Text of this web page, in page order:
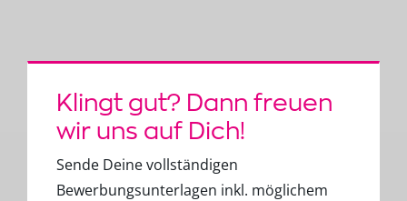
Klingt gut? Dann freuen
wir uns auf Dich!
Sende Deine vollständigen
Bewerbungsunterlagen inkl. möglichem